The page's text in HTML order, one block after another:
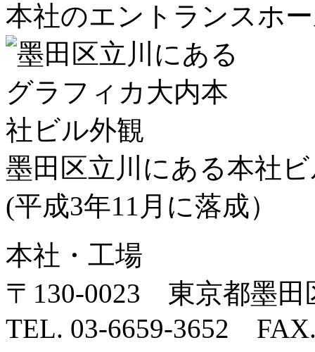
本社のエントランスホ
墨田区立川にある本社
(平成3年11月に落成）
本社・工場
〒130-0023 東京都墨田
TEL. 03-6659-3652